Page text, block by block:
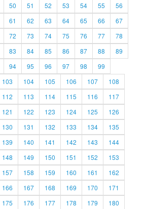
50 51 52 53 54 55
56
61 62 63 64 65 66
67
72 73 74 75 76 77
78
83 84 85 86 87 88
89
94 95 96 97 98
99
103 104 105 106 107
108
112 113 114 115 116
117
121 122 123 124 125
126
130 131 132 133 134
135
139 140 141 142 143
144
148 149 150 151 152
153
157 158 159 160 161
162
166 167 168 169 170
171
175 176 177 178 179
180